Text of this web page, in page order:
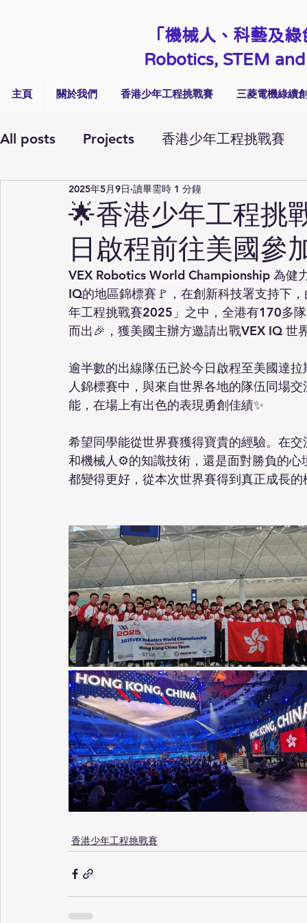
「機械人、科藝及
Robotics, STEM
主頁 關於我們 香港少年工程挑戰賽 三菱電機綠續
All posts Projects 香港少年工程挑戰賽
Workshops & Visits Talk & Seminar
🌟香港少年工程挑
日啟程前往美國參
2025年5月9日 讀畢需時 1 分鐘
VEX Robotics World Championship 為健
IQ的地區錦標賽🚩，在創新科技署支持下
年工程挑戰賽2025」之中，全港有170多
而出🎉，獲美國主辦方邀請出戰VEX IQ 世
逾半數的出線隊伍已於今日啟程至美國達
人錦標賽中，與來自世界各地的隊伍同場
能，在場上有出色的表現勇創佳績✨
希望同學能從世界賽獲得寶貴的經驗。在
和機械人⚙️的知識技術，還是面對勝負的
都變得更好，從本次世界賽得到真正成長
香港少年工程挑戰賽